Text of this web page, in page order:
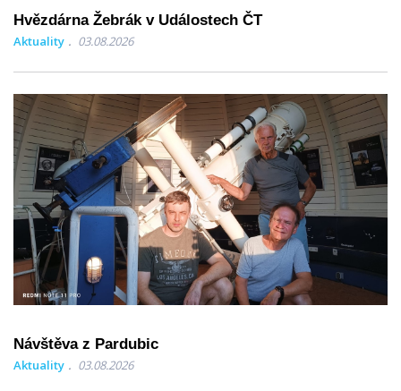
Hvězdárna Žebrák v Událostech ČT
Aktuality 03.08.2026
Návštěva z Pardubic
Aktuality 03.08.2026